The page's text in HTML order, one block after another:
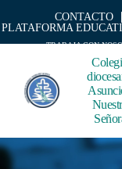
CONTACTO
PLATAFORMA
TRABAJA CON